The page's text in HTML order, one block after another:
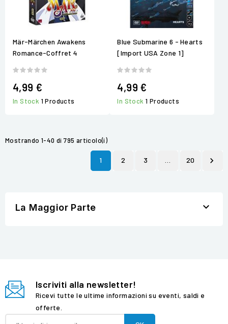
Mär-Märchen Awakens
Romance-Coffret 4
4,99 €
In Stock 1 Products
Blue Submarine 6 - Hearts
[Import USA Zone 1]
4,99 €
In Stock1 Products
Mostrando 1-40 di 795 articolo(i)
1 2 3 20 
La Maggior Parte 
Iscriviti alla newsletter!
Ricevi tutte le ultime informazioni su eventi, saldi e
offerte.